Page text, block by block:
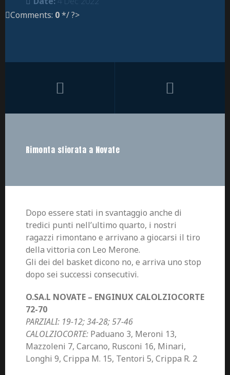
Comments: 0*/ ?>
Rimonta sfiorata a Novate
Dopo essere stati in svantaggio anche di
tredici punti nell’ultimo quarto, i nostri
ragazzi rimontano e arrivano a giocarsi il tiro
della vittoria con Leo Merone.
Gli dei del basket dicono no, e arriva uno stop
dopo sei successi consecutivi.
O.SA.L NOVATE – ENGINUX CALOLZIOCORTE
72-70
PARZIALI: 19-12; 34-28; 57-46
CALOLZIOCORTE: Paduano 3, Meroni 13,
Mazzoleni 7, Carcano, Rusconi 16, Minari,
Longhi 9, Crippa M. 15, Tentori 5, Crippa R. 2